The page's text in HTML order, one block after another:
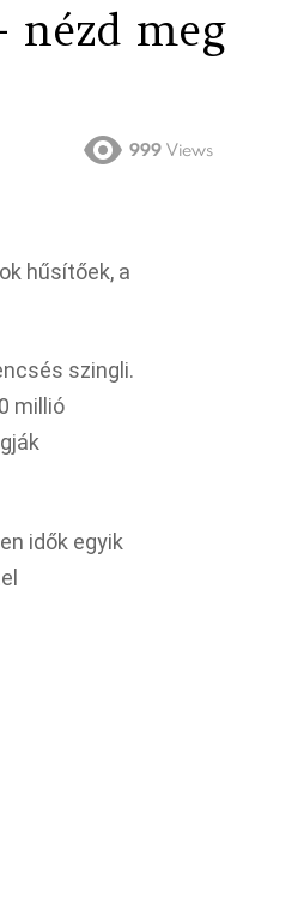
nézd meg
999 Views
hűsítőek, a
szingli.
millió
idők egyik